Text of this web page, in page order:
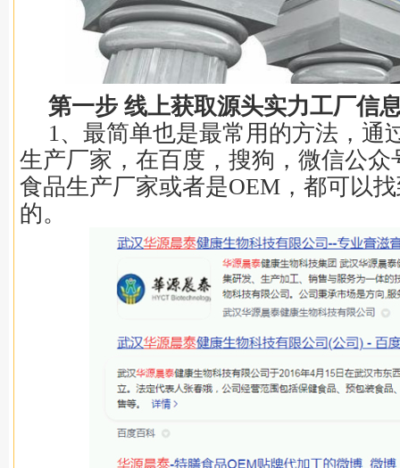
第一步 线上获取源头实力工厂信
1、最简单也是最常用的方法，通
生产厂家，在百度，搜狗，微信公众
食品生产厂家或者是OEM，都可以
的。